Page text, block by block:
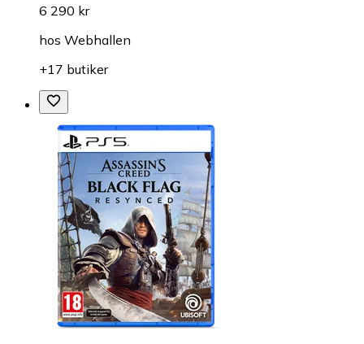
6 290 kr
hos Webhallen
+17 butiker